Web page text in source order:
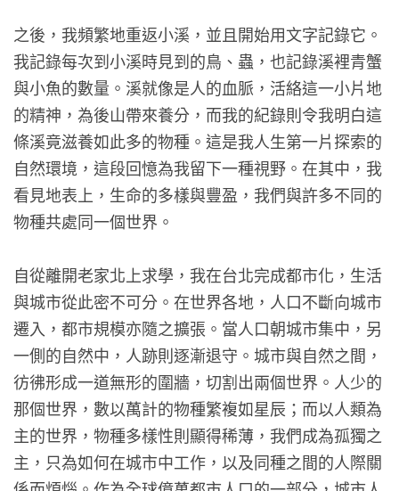
之後，我頻繁地重返小溪，並且開始用文字記錄它。
我記錄每次到小溪時見到的鳥、蟲，也記錄溪裡青蟹
與小魚的數量。溪就像是人的血脈，活絡這一小片地
的精神，為後山帶來養分，而我的紀錄則令我明白這
條溪竟滋養如此多的物種。這是我人生第一片探索的
自然環境，這段回憶為我留下一種視野。在其中，我
看見地表上，生命的多樣與豐盈，我們與許多不同的
物種共處同一個世界。
自從離開老家北上求學，我在台北完成都市化，生活
與城市從此密不可分。在世界各地，人口不斷向城市
遷入，都市規模亦隨之擴張。當人口朝城市集中，另
一側的自然中，人跡則逐漸退守。城市與自然之間，
彷彿形成一道無形的圍牆，切割出兩個世界。人少的
那個世界，數以萬計的物種繁複如星辰；而以人類為
主的世界，物種多樣性則顯得稀薄，我們成為孤獨之
主，只為如何在城市中工作，以及同種之間的人際關